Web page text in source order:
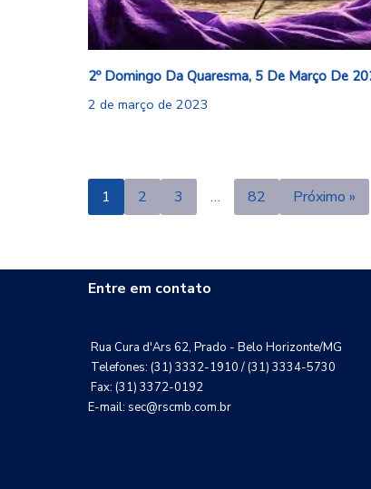
2º Domingo Da Quaresma, 5 De Março De
2 de março de 2023
1 2 3 … 82 Próximo »
Entre em contato
Rua Cura d'Ars 62, Prado - Belo Horizonte/MG
Telefones: (31) 3332-1910 / (31) 3334-5730
Fax: (31) 3372-0192
E-mail: sec@rscmb.com.br